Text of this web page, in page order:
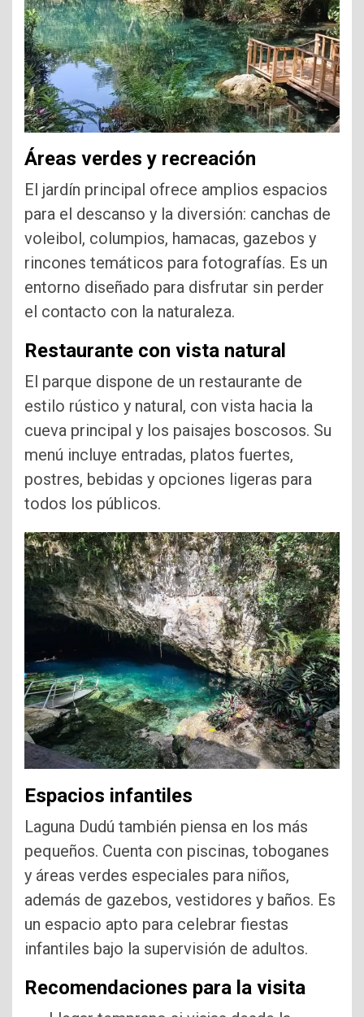
Áreas verdes y recreación
El jardín principal ofrece amplios espacios
para el descanso y la diversión: canchas de
voleibol, columpios, hamacas, gazebos y
rincones temáticos para fotografías. Es un
entorno diseñado para disfrutar sin perder
el contacto con la naturaleza.
Restaurante con vista natural
El parque dispone de un restaurante de
estilo rústico y natural, con vista hacia la
cueva principal y los paisajes boscosos. Su
menú incluye entradas, platos fuertes,
postres, bebidas y opciones ligeras para
todos los públicos.
Espacios infantiles
Laguna Dudú también piensa en los más
pequeños. Cuenta con piscinas, toboganes
y áreas verdes especiales para niños,
además de gazebos, vestidores y baños. Es
un espacio apto para celebrar fiestas
infantiles bajo la supervisión de adultos.
Recomendaciones para la visita